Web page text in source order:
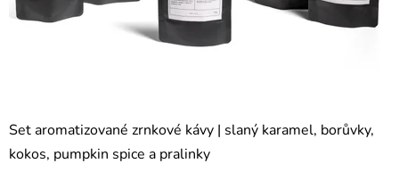
Set aromatizované zrnkové kávy | slaný karamel, borůvky,
kokos, pumpkin spice a pralinky